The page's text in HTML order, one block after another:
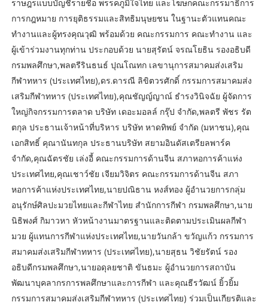
ราษฎรแบบบัญชีรายชื่อ พรรคภูมิใจไทย และโฆษกคณะกรรมาธิการ
การกฎหมาย การยุติธรรมและสิทธิมนุษยชน ในฐานะตัวแทนคณะ
ทำงานและผู้ทรงคุณวุฒิ พร้อมด้วย คณะกรรมการ คณะทำงาน และ
ผู้เข้าร่วมงานทุกท่าน ประกอบด้วย นายสุรัตน์ จรณโยธิน รองอธิบดี
กรมพลศึกษา,พลตรีรินธนธ์ ปุณโณทก เลขานุการสมาคมส่งเสริม
กีฬาทหาร (ประเทศไทย),ดร.ดารณี ลิขิตวรศักดิ์ กรรมการสมาคมส่ง
เสริมกีฬาทหาร (ประเทศไทย),คุณชัญญ์ญาณ์ ธำรงวินิจฉัย ผู้จัดการ
ใหญ่กิจกรรมการตลาด บริษัท เดอะมอลล์ กรุ๊ป จำกัด,พลตรี พัชร รัต
ตกุล ประธานเจ้าหน้าที่บริหาร บริษัท หาดทิพย์ จำกัด (มหาชน),คุณ
เอกสิทธิ์ คุณานันทกุล ประธานบริษัท สยามอินดัสเตรียลพาร์ค
จำกัด,คุณฉัตรชัย เล่งอี้ คณะกรรมการด้านจีน สภาหอการค้าแห่ง
ประเทศไทย,คุณเชาว์ชัย เจียมวิจิตร คณะกรรมการด้านจีน สภา
หอการค้าแห่งประเทศไทย,นายปณิธาน หงส์ทอง ผู้อำนวยการกลุ่ม
อนุรักษ์ศิลปะมวยไทยและกีฬาไทย สำนักการกีฬา กรมพลศึกษา,นาย
นิธิพงศ์ กิมาวหา หัวหน้างานมาตรฐานและติดตามประเมินผลกีฬา
มวย ผู้แทนการกีฬาแห่งประเทศไทย,นายวันกล้า ขวัญแก้ว กรรมการ
สมาคมส่งเสริมกีฬาทหาร (ประเทศไทย),นายสุธน วิชัยรัตน์ รอง
อธิบดีกรมพลศึกษา,นายอดุลยชาติ ขันธมะ ผู้อำนวยการสถาบัน
พัฒนาบุคลากรการพลศึกษาและการกีฬา และคุณธีรวัฒน์ ยิ้วยิ้ม
กรรมการสมาคมส่งเสริมกีฬาทหาร (ประเทศไทย) ร่วมเป็นเกียรติและ